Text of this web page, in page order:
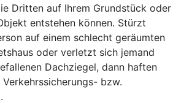
Dritten auf Ihrem Grundstück oder
entstehen können. Stürzt
auf einem schlecht geräumten
oder verletzt sich jemand
Dachziegel, dann haften
bzw.